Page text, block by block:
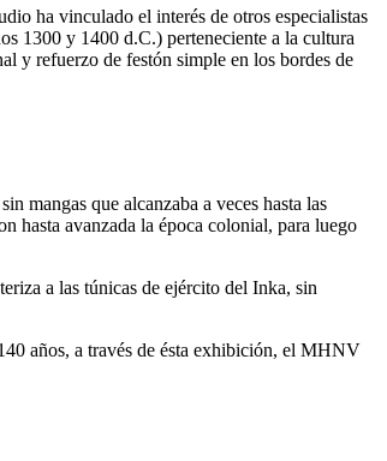
ha vinculado el interés de otros especialistas
1300 y 1400 d.C.) perteneciente a la cultura
y refuerzo de festón simple en los bordes de
mangas que alcanzaba a veces hasta las
hasta avanzada la época colonial, para luego
a las túnicas de ejército del Inka, sin
años, a través de ésta exhibición, el MHNV